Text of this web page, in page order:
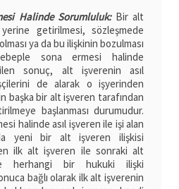
Halinde Sorumluluk:Bir alt
getirilmesi, sözleşmede
ya da bu ilişkinin bozulması
sona ermesi halinde
sonuç, alt işverenin asıl
de alarak o işyerinden
başka bir alt işveren tarafından
başlanması durumudur.
halinde asıl işveren ile işi alan
yeni bir alt işveren ilişkisi
ilk alt işveren ile sonraki alt
herhangi bir hukuki ilişki
bağlı olarak ilk alt işverenin